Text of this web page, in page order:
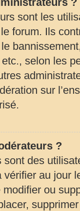
sont les
forum. Ils
selon les
sur
?
sont des
vérifier au jour
ou